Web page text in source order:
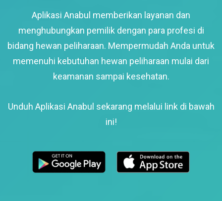
Aplikasi Anabul memberikan layanan dan
menghubungkan pemilik dengan para profesi di
bidang hewan peliharaan. Mempermudah Anda untuk
memenuhi kebutuhan hewan peliharaan mulai dari
keamanan sampai kesehatan.
Unduh Aplikasi Anabul sekarang melalui link di bawah
ini!